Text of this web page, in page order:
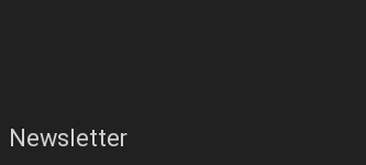
Newsletter